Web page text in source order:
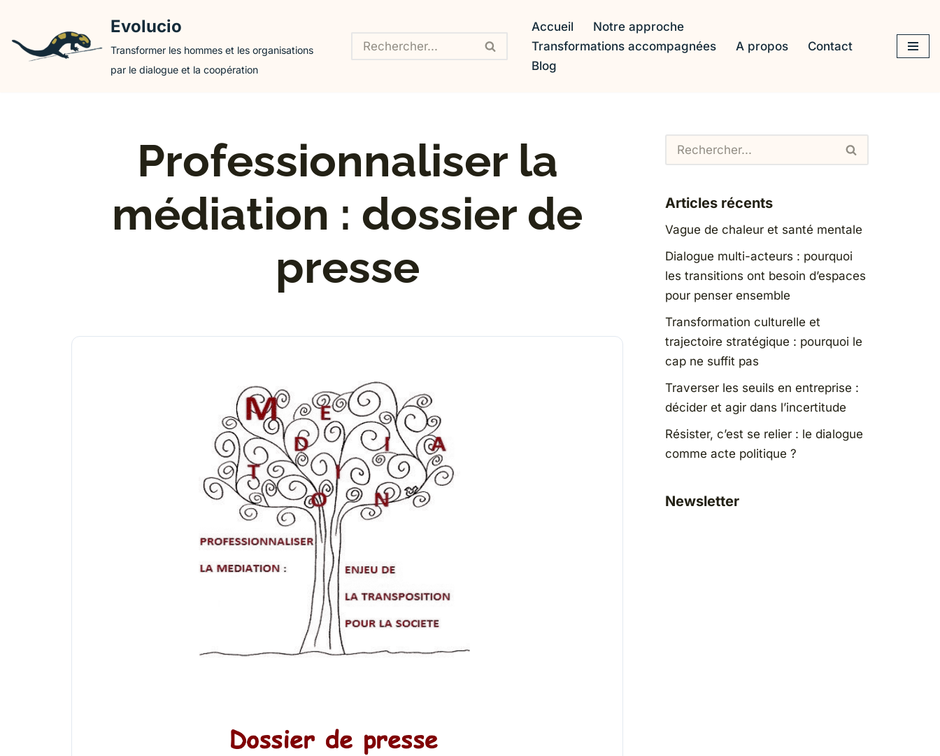
Aller
Evolucio
Transformer les hommes et les organisations
par le dialogue et la coopération
Accueil
Notre approche
Transformations accompagnées
A propos
Contact
Blog
Professionnaliser la
médiation : dossier de
presse
Articles récents
Vague de chaleur et santé mentale
Dialogue multi-acteurs : pourquoi
les transitions ont besoin d’espaces
pour penser ensemble
Transformation culturelle et
trajectoire stratégique : pourquoi le
cap ne suffit pas
Traverser les seuils en entreprise :
décider et agir dans l’incertitude
Résister, c’est se relier : le dialogue
comme acte politique ?
Newsletter